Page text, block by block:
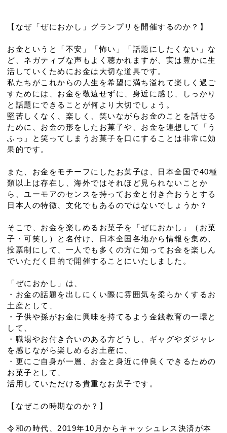
【なぜ「ぜにおかし」グランプリを開催するのか？】
お金というと「不安」「怖い」「話題にしたくない」な
ど、ネガティブな声もよく聴かれますが、実は豊かに生
活していくためにお金は大切な道具です。
私たちがこれからの人生を希望に満ち溢れて楽しく過ご
すためには、お金を敬遠せずに、身近に感じ、しっかり
と話題にできることが何より大切でしょう。
堅苦しくなく、楽しく、笑いながらお金のことを話せる
ために、お金の形をしたお菓子や、お金を連想して「う
ふっ」と笑ってしまうお菓子を口にすることは非常に効
果的です。
また、お金をモチーフにしたお菓子は、日本全国で40種
類以上は存在し、海外ではそれほど見られないことか
ら、ユーモアのセンスを持ってお金と付き合おうとする
日本人の特徴、文化でもあるのではないでしょうか？
そこで、お金を楽しめるお菓子を「ぜにおかし」（お菓
子・可笑し）と名付け、日本全国各地から情報を集め、
投票制にして、一人でも多くの方に知ってお金を楽しん
でいただく目的で開催することにいたしました。
「ぜにおかし」は、
・お金の話題を出しにくい際に雰囲気を柔らかくするお
土産として、
・子供や孫がお金に興味を持てるよう金銭教育の一環と
して、
・職場やお付き合いのある方どうし、ギャグやダジャレ
を感じながら楽しめるお土産に、
・更にご自身が一層、お金と身近に仲良くできるための
お菓子として、
活用していただける貴重なお菓子です。
【なぜこの時期なのか？】
令和の時代、2019年10月からキャッシュレス決済が本